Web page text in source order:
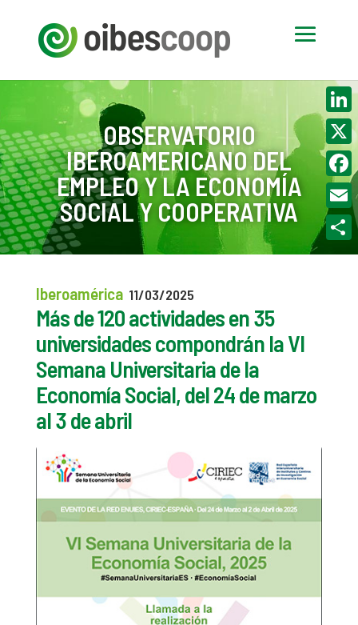
OBSERVATORIO
IBEROAMERICANO DEL
EMPLEO Y LA ECONOMÍA
SOCIAL Y COOPERATIVA
Iberoamérica 11/03/2025
Más de 120 actividades en 35
universidades compondrán la VI
Semana Universitaria de la
Economía Social, del 24 de marzo
al 3 de abril
X
Email